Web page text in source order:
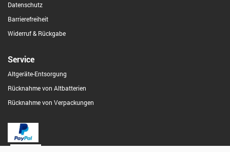
Datenschutz
Barrierefreiheit
Widerruf & Rückgabe
Service
Altgeräte-Entsorgung
Rücknahme von Altbatterien
Rücknahme von Verpackungen